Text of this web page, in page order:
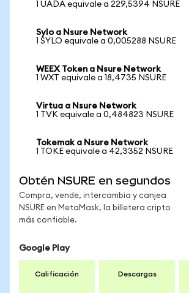
1 UADA equivale a 229,5394 NSURE
Sylo a Nsure Network
1 SYLO equivale a 0,005288 NSURE
WEEX Token a Nsure Network
1 WXT equivale a 18,4735 NSURE
Virtua a Nsure Network
1 TVK equivale a 0,484823 NSURE
Tokemak a Nsure Network
1 TOKE equivale a 42,3352 NSURE
Obtén NSURE en segundos
Compra, vende, intercambia y canjea
NSURE en MetaMask, la billetera cripto
más confiable.
Google Play
Calificación Descargas